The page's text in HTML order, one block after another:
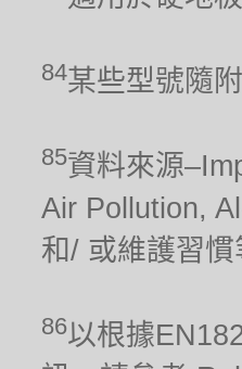
84某些型號隨
85資料來源
Air Pollution,
和/ 或維護習
86以根據